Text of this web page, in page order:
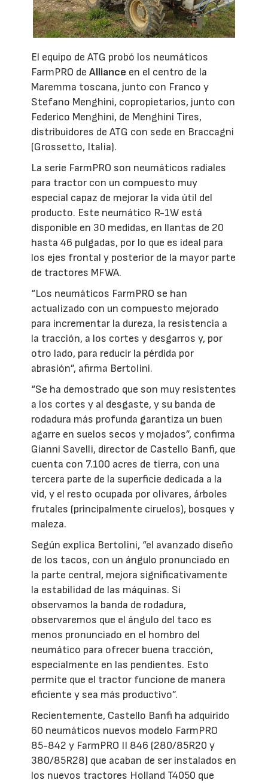
El equipo de ATG probó los neumáticos
FarmPRO deAlliance en el centro de la
Maremma toscana, junto con Franco y
Stefano Menghini, copropietarios, junto con
Federico Menghini, de Menghini Tires,
distribuidores de ATG con sede en Braccagni
(Grossetto, Italia).
La serie FarmPRO son neumáticos radiales
para tractor con un compuesto muy
especial capaz de mejorar la vida útil del
producto. Este neumático R-1W está
disponible en 30 medidas, en llantas de 20
hasta 46 pulgadas, por lo que es ideal para
los ejes frontal y posterior de la mayor parte
de tractores MFWA.
“Los neumáticos FarmPRO se han
actualizado con un compuesto mejorado
para incrementar la dureza, la resistencia a
la tracción, a los cortes y desgarros y, por
otro lado, para reducir la pérdida por
abrasión”, afirma Bertolini.
“Se ha demostrado que son muy resistentes
a los cortes y al desgaste, y su banda de
rodadura más profunda garantiza un buen
agarre en suelos secos y mojados”, confirma
Gianni Savelli, director de Castello Banfi, que
cuenta con 7.100 acres de tierra, con una
tercera parte de la superficie dedicada a la
vid, y el resto ocupada por olivares, árboles
frutales (principalmente ciruelos), bosques y
maleza.
Según explica Bertolini, “el avanzado diseño
de los tacos, con un ángulo pronunciado en
la parte central, mejora significativamente
la estabilidad de las máquinas. Si
observamos la banda de rodadura,
observaremos que el ángulo del taco es
menos pronunciado en el hombro del
neumático para ofrecer buena tracción,
especialmente en las pendientes. Esto
permite que el tractor funcione de manera
eficiente y sea más productivo”.
Recientemente, Castello Banfi ha adquirido
60 neumáticos nuevos modelo FarmPRO
85-842 y FarmPRO II 846 (280/85R20 y
380/85R28) que acaban de ser instalados en
los nuevos tractores Holland T4050 que